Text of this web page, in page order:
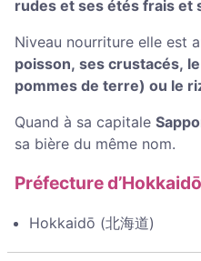
rudes et ses étés frais et
Niveau nourriture elle est
poisson, ses crustacés,
pommes de terre) ou le
Quand à sa capitale
sa bière du même nom.
Préfecture d’Hokkaidō
Hokkaidō (北海道)